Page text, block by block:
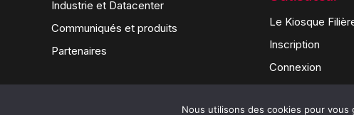
Industrie et Datacenter
Communiqués et produits
Partenaires
Le Kiosque
Inscription
Connexion
Nous utilisons des cookies pour